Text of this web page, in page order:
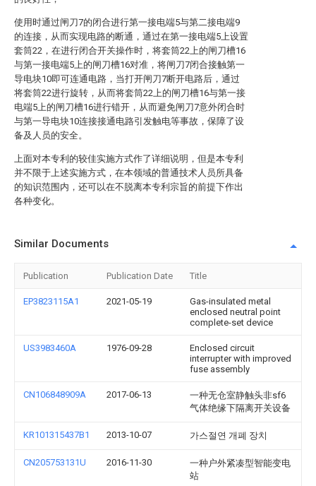
使用时通过闸刀7的闭合进行第一接电端5与第二接电端9
的连接，从而实现电路的断通，通过在第一接电端5上设置
套筒22，在进行闭合开关操作时，将套筒22上的闸刀槽16
与第一接电端5上的闸刀槽16对准，将闸刀7闭合接触第一
导电块10即可连通电路，当打开闸刀7断开电路后，通过
将套筒22进行旋转，从而将套筒22上的闸刀槽16与第一接
电端5上的闸刀槽16进行错开，从而避免闸刀7意外闭合时
与第一导电块10连接接通电路引发触电等事故，保障了设
备及人员的安全。
上面对本专利的较佳实施方式作了详细说明，但是本专利
并不限于上述实施方式，在本领域的普通技术人员所具备
的知识范围内，还可以在不脱离本专利宗旨的前提下作出
各种变化。
Similar Documents
Publication Publication Date Title
EP3823115A1 2021-05-19
Gas-insulated metal
enclosed neutral point
complete-set device
US3983460A 1976-09-28
Enclosed circuit
interrupter with improved
fuse assembly
CN106848909A 2017-06-13
一种无仓室静触头非sf6
气体绝缘下隔离开关设备
KR101315437B1 2013-10-07 가스절연 개폐 장치
CN205753131U 2016-11-30
一种户外紧凑型智能变电
站